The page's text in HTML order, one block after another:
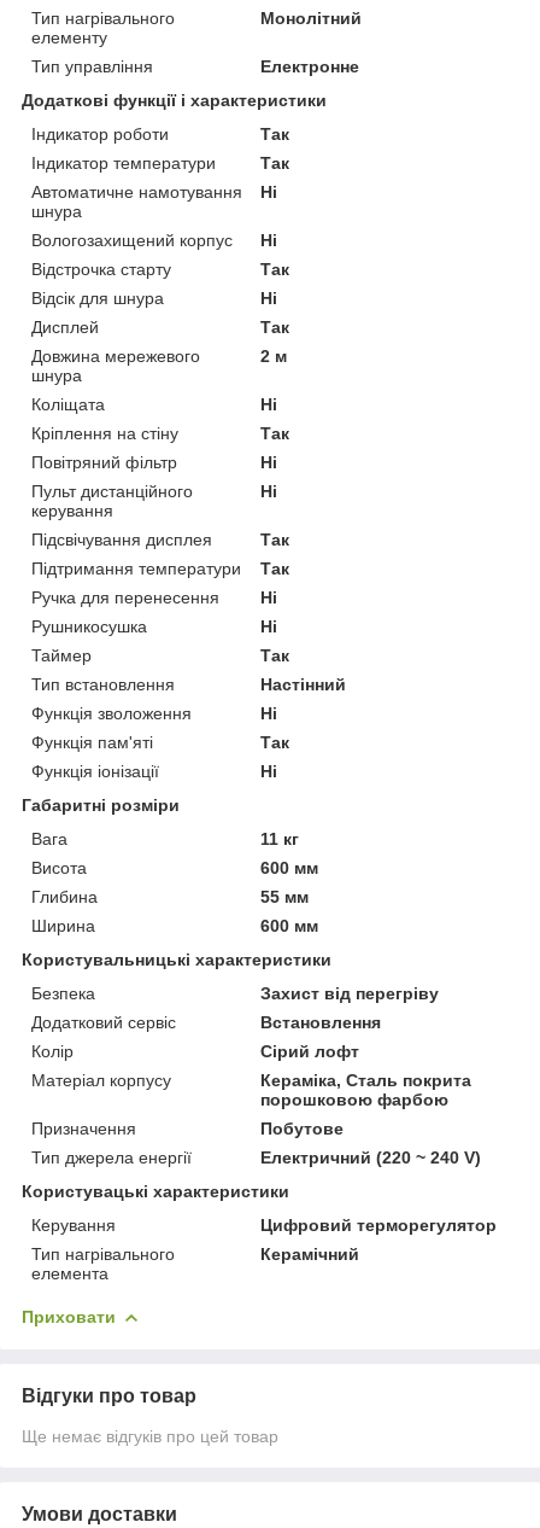
Тип нагрівального
елементу
Монолітний
Тип управління
Електронне
Додаткові функції і характеристики
Індикатор роботи
Так
Індикатор температури
Так
Автоматичне намотування
шнура
Ні
Вологозахищений корпус
Ні
Відстрочка старту
Так
Відсік для шнура
Ні
Дисплей
Так
Довжина мережевого
шнура
2 м
Коліщата
Ні
Кріплення на стіну
Так
Повітряний фільтр
Ні
Пульт дистанційного
керування
Ні
Підсвічування дисплея
Так
Підтримання температури
Так
Ручка для перенесення
Ні
Рушникосушка
Ні
Таймер
Так
Тип встановлення
Настінний
Функція зволоження
Ні
Функція пам'яті
Так
Функція іонізації
Ні
Габаритні розміри
Вага
11 кг
Висота
600 мм
Глибина
55 мм
Ширина
600 мм
Користувальницькі характеристики
Безпека
Захист від перегріву
Додатковий сервіс
Встановлення
Колір
Сірий лофт
Матеріал корпусу
Кераміка, Сталь покрита
порошковою фарбою
Призначення
Побутове
Тип джерела енергії
Електричний (220 ~ 240 V)
Користувацькi характеристики
Керування
Цифровий терморегулятор
Тип нагрівального
елемента
Керамічний
Приховати
Відгуки про товар
Ще немає відгуків про цей товар
Умови доставки